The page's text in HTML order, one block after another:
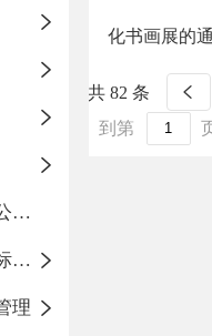
政府信息主动公开基本目录
基层政务公开标准化目录
理
化书画展的
共 82 条
到第